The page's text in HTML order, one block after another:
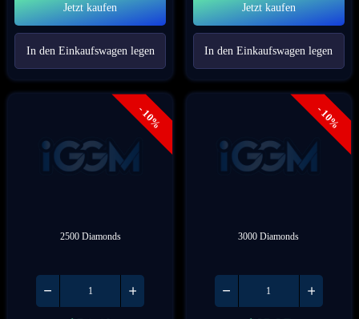
Jetzt kaufen
In den Einkaufswagen legen
Jetzt kaufen
In den Einkaufswagen legen
- 10%
2500 Diamonds
- 10%
3000 Diamonds